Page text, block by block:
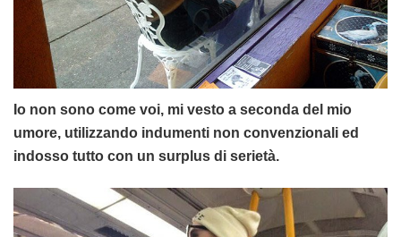
Io non sono come voi, mi vesto a seconda del mio
umore, utilizzando indumenti non convenzionali ed
indosso tutto con un surplus di serietà.